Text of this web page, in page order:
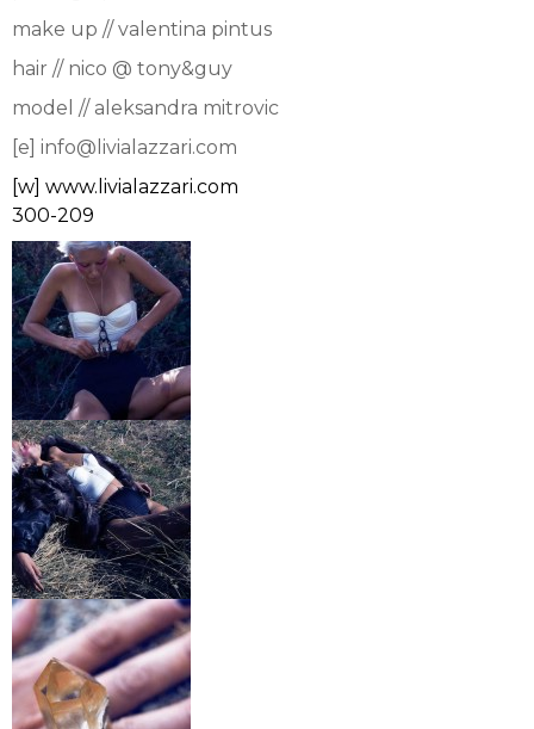
make up // valentina pintus
hair // nico @ tony&guy
model // aleksandra mitrovic
[e] info@livialazzari.com
[w] www.livialazzari.com
300-209